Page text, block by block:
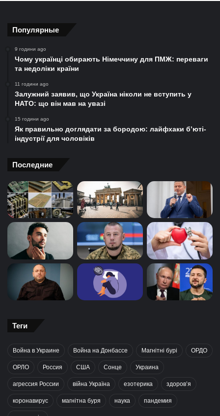
Популярные
9 години ago
Чому українці обирають Німеччину для ПМЖ: переваги
та недоліки країни
11 години ago
Залужний заявив, що Україна ніколи не вступить у
НАТО: що він мав на увазі
15 години ago
Як правильно доглядати за бородою: лайфхаки б’юті-
індустрії для чоловіків
Последние
Теги
Война в Украине Война на Донбассе Магнітні бурі ОРДО
ОРЛО Россия США Сонце Украина
агрессия России війна Україна езотерика здоров’я
коронавирус магнітна буря наука пандемия